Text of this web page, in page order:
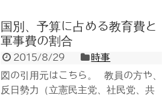
国別、予算に占める教育費と
軍事費の割合
2015/8/29
時事
図の引用元はこちら。 教員の方や、
反日勢力（立憲民主党、社民党、共